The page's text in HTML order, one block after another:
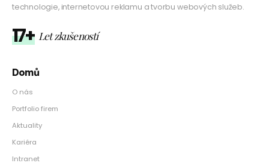
technologie, internetovou reklamu a tvorbu webových služeb.
17+ Let zkušeností
Domů
O nás
Portfolio firem
Aktuality
Kariéra
Intranet